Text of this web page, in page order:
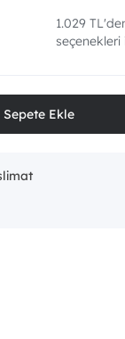
1.029
seçenekleri